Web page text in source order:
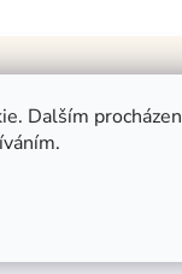
Dalším